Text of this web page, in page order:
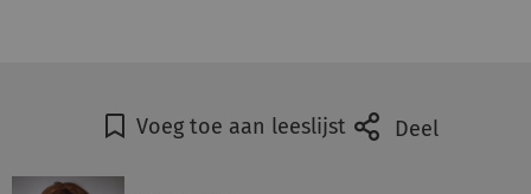
Voeg toe aan leeslijst Deel